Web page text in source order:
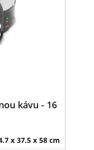
kávu - 16
x 37.5 x 58 cm